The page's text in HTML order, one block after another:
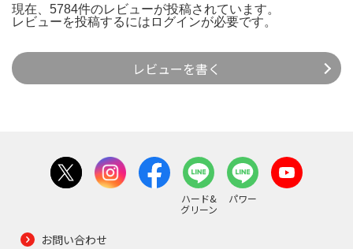
現在、5784件のレビューが投稿されています。
レビューを投稿するには ログインが必要です。
レビューを書く
ハード&
グリーン
パワー
お問い合わせ